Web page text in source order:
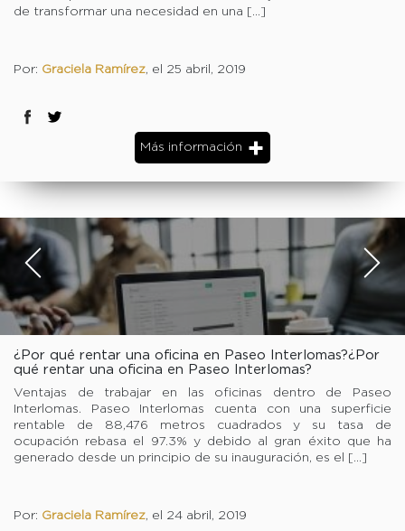
de transformar una necesidad en una […]
Por: Graciela Ramírez, el 25 abril, 2019
Más información
¿Por qué rentar una oficina en Paseo Interlomas?¿Por
qué rentar una oficina en Paseo Interlomas?
Ventajas de trabajar en las oficinas dentro de Paseo
Interlomas. Paseo Interlomas cuenta con una superficie
rentable de 88,476 metros cuadrados y su tasa de
ocupación rebasa el 97.3% y debido al gran éxito que ha
generado desde un principio de su inauguración, es el […]
Por: Graciela Ramírez, el 24 abril, 2019